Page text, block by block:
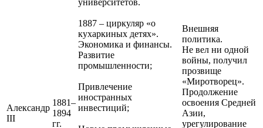
Александр
III
1881–
1894
гг.
университетов.
1887 – циркуляр «о
кухаркиных детях».
Экономика и финансы.
Развитие
промышленности;
Привлечение
иностранных
инвестиций;
Внешняя
политика.
Не вел ни одной
войны, получил
прозвище
«Миротворец».
Продолжение
освоения Средней
Азии,
урегулирование